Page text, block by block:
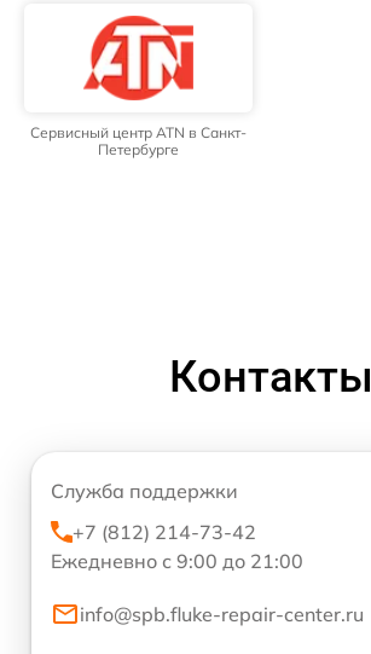
Сервисный центр ATN в Санкт-
Петербурге
Контакты
Служба поддержки
+7 (812) 214-73-42
Ежедневно с 9:00 до 21:00
info@spb.fluke-repair-center.ru